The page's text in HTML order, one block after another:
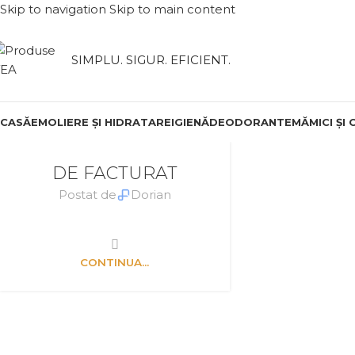
Skip to navigation Skip to main content
SIMPLU. SIGUR. EFICIENT.
EMOLIERE ȘI HIDRATAREIGIENĂDEODORANTEMĂMICI ȘI
DE FACTURAT
Postat de Dorian
CONTINUA...